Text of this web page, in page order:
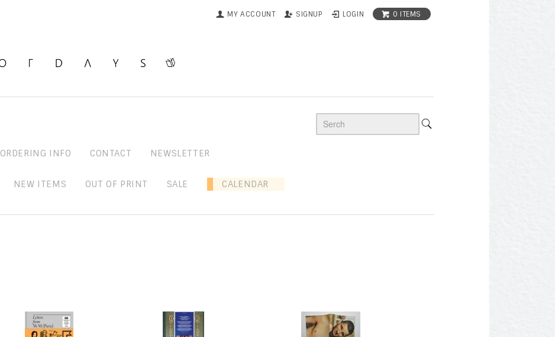
MY ACCOUNT SIGNUP LOGIN 0 ITEMS
ORDERING INFO CONTACT NEWSLETTER
NEW ITEMS OUT OF PRINT SALE CALENDAR